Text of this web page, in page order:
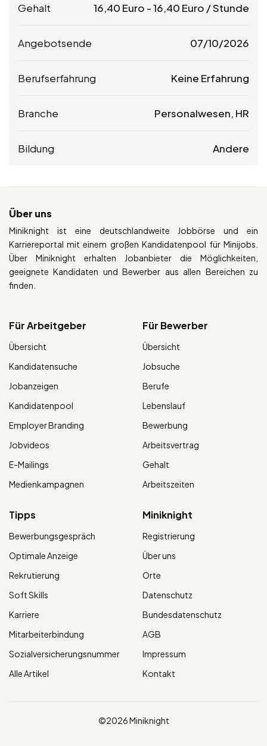
Gehalt 16,40 Euro -16,40 Euro / Stunde
Angebotsende 07/10/2026
Berufserfahrung Keine Erfahrung
Branche Personalwesen, HR
Bildung Andere
Über uns
Miniknight ist eine deutschlandweite Jobbörse und ein
Karriereportal mit einem großen Kandidatenpool für Minijobs.
Über Miniknight erhalten Jobanbieter die Möglichkeiten,
geeignete Kandidaten und Bewerber aus allen Bereichen zu
finden.
Für Arbeitgeber
Übersicht
Kandidatensuche
Jobanzeigen
Kandidatenpool
Employer Branding
Jobvideos
E-Mailings
Medienkampagnen
Für Bewerber
Übersicht
Jobsuche
Berufe
Lebenslauf
Bewerbung
Arbeitsvertrag
Gehalt
Arbeitszeiten
Tipps
Bewerbungsgespräch
Optimale Anzeige
Rekrutierung
Soft Skills
Karriere
Mitarbeiterbindung
Sozialversicherungsnummer
Alle Artikel
Miniknight
Registrierung
Über uns
Orte
Datenschutz
Bundesdatenschutz
AGB
Impressum
Kontakt
©2026 Miniknight